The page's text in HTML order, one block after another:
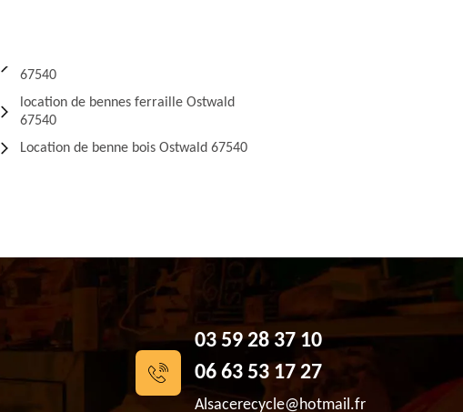
67540
location de bennes ferraille Ostwald
67540
Location de benne bois Ostwald 67540
03 59 28 37 10
06 63 53 17 27
Alsacerecycle@hotmail.fr